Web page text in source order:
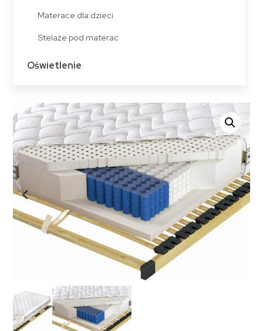
Materace dla dzieci
Stelaże pod materac
Oświetlenie